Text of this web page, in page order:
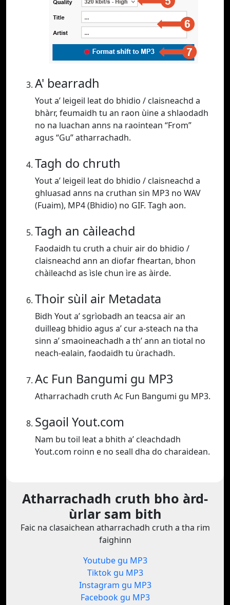
A' bearradh
Yout a’ leigeil leat do bhidio / claisneachd a
bhàrr, feumaidh tu an raon ùine a shlaodadh
no na luachan anns na raointean “From”
agus “Gu” atharrachadh.
Tagh do chruth
Yout a’ leigeil leat do bhidio / claisneachd a
ghluasad anns na cruthan sin MP3 no WAV
(Fuaim), MP4 (Bhidio) no GIF. Tagh aon.
Tagh an càileachd
Faodaidh tu cruth a chuir air do bhidio /
claisneachd ann an diofar fheartan, bhon
chàileachd as ìsle chun ìre as àirde.
Thoir sùil air Metadata
Bidh Yout a’ sgrìobadh an teacsa air an
duilleag bhidio agus a’ cur a-steach na tha
sinn a’ smaoineachadh a th’ ann an tiotal no
neach-ealain, faodaidh tu ùrachadh.
Ac Fun Bangumi gu MP3
Atharrachadh cruth Ac Fun Bangumi gu MP3.
Sgaoil Yout.com
Nam bu toil leat a bhith a’ cleachdadh
Yout.com roinn e no seall dha do charaidean.
Atharrachadh cruth bho àrd-
ùrlar sam bith
Faic na clasaichean atharrachadh cruth a tha rim
faighinn
Youtube gu MP3
Tiktok gu MP3
Instagram gu MP3
Facebook gu MP3